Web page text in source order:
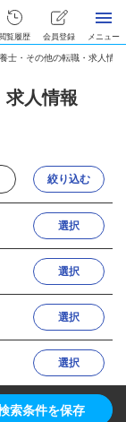
閲覧履歴 会員登録 メニュー
士・その他の転職・求人情報
求人情報
絞り込む
選択
選択
選択
選択
索条件を保存